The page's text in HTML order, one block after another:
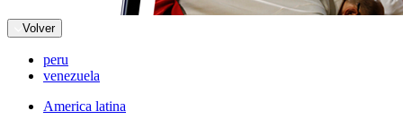
Volver
peru
venezuela
America latina